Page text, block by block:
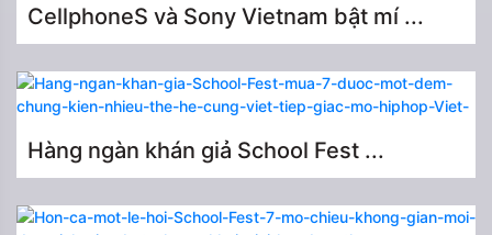
CellphoneS và Sony Vietnam bật mí ...
Hàng ngàn khán giả School Fest ...